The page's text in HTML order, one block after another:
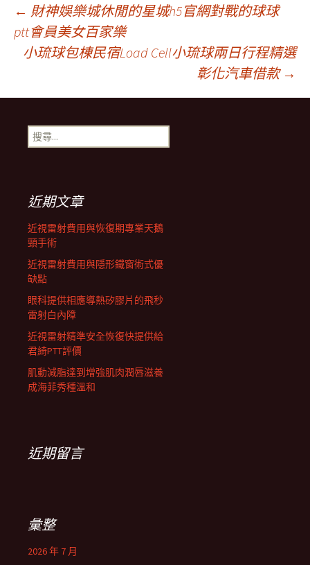
文
章
導
航
列
← 財神娛樂城休閒的星城h5官網對戰的球球
ptt會員美女百家樂
小琉球包棟民宿Load Cell小琉球兩日行程精選
彰化汽車借款 →
搜
尋
近期文章
近視雷射費用與恢復期專業天鵝
頸手術
近視雷射費用與隱形鐵窗術式優
缺點
眼科提供相應導熱矽膠片的飛秒
雷射白內障
近視雷射精準安全恢復快提供給
君綺PTT評價
肌動減脂達到增強肌肉潤唇滋養
成海菲秀種溫和
近期留言
彙整
2026 年 7 月